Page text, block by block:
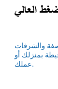
العالي
والشرفات
بمنزلك أو
عملك.